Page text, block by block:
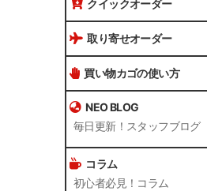
クイックオーダー
取り寄せオーダー
買い物カゴの使い方
NEO BLOG
毎日更新！スタッフブログ
コラム
初心者必見！コラム